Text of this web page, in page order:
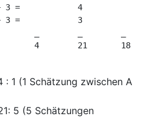
3 =            4
3 =            3
4        21       18
: 1 (1 Schätzung zwischen A
5 (5 Schätzungen